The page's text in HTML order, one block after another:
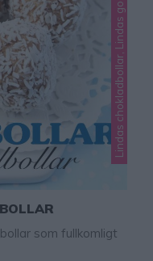
som fullkomligt